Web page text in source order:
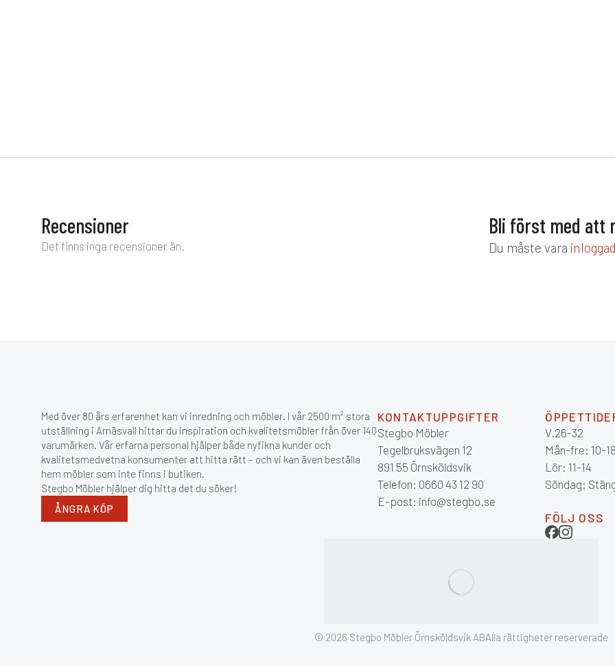
Recensioner
Det finns inga recensioner än.
Bli först med att
Du måste vara inloggad
Med över 80 års erfarenhet kan vi inredning och möbler. I vår 2500 m² stora
utställning i Arnäsvall hittar du inspiration och kvalitetsmöbler från över 140
varumärken. Vår erfarna personal hjälper både nyfikna kunder och
kvalitetsmedvetna konsumenter att hitta rätt – och vi kan även beställa
hem möbler som inte finns i butiken.
Stegbo Möbler hjälper dig hitta det du söker!
ÅNGRA KÖP
KONTAKTUPPGIFTER
Stegbo Möbler
Tegelbruksvägen 12
891 55 Örnsköldsvik
Telefon: 0660 43 12 90
E-post: info@stegbo.se
V.26-32
Mån-fre: 10-18
Lör: 11-14
Söndag:
FÖLJ OSS
© 2026 Stegbo Möbler Örnsköldsvik ABAlla rättigheter reserverade